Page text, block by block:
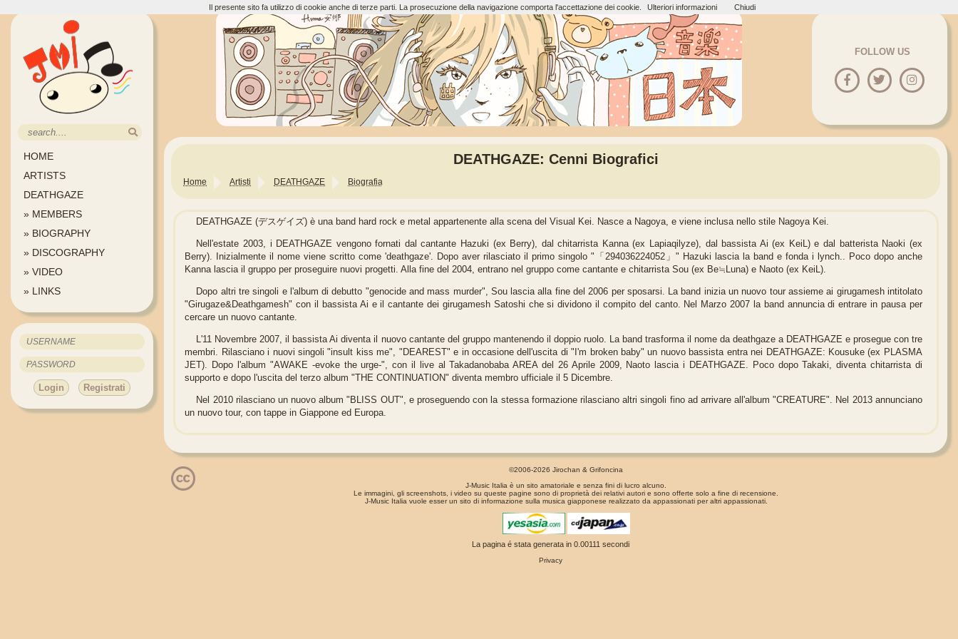
HOME
ARTISTS
DEATHGAZE
» MEMBERS
» BIOGRAPHY
» DISCOGRAPHY
» VIDEO
» LINKS
Login Registrati
FOLLOW US
DEATHGAZE: Cenni Biografici
Home Artisti DEATHGAZE Biografia
DEATHGAZE (デスゲイズ) è una band hard rock e metal appartenente alla scena del Visual Kei. Nasce a Nagoya, e viene inclusa nello stile Nagoya Kei.
Nell'estate 2003, i DEATHGAZE vengono fornati dal cantante Hazuki (ex Berry), dal chitarrista Kanna (ex Lapiaqilyze), dal bassista Ai (ex KeiL) e dal batterista Naoki (ex
Berry). Inizialmente il nome viene scritto come 'deathgaze'. Dopo aver rilasciato il primo singolo "「294036224052」" Hazuki lascia la band e fonda i lynch.. Poco dopo anche
Kanna lascia il gruppo per proseguire nuovi progetti. Alla fine del 2004, entrano nel gruppo come cantante e chitarrista Sou (ex Be≒Luna) e Naoto (ex KeiL).
Dopo altri tre singoli e l'album di debutto "genocide and mass murder", Sou lascia alla fine del 2006 per sposarsi. La band inizia un nuovo tour assieme ai girugamesh intitolato
"Girugaze&Deathgamesh" con il bassista Ai e il cantante dei girugamesh Satoshi che si dividono il compito del canto. Nel Marzo 2007 la band annuncia di entrare in pausa per
cercare un nuovo cantante.
L'11 Novembre 2007, il bassista Ai diventa il nuovo cantante del gruppo mantenendo il doppio ruolo. La band trasforma il nome da deathgaze a DEATHGAZE e prosegue con tre
membri. Rilasciano i nuovi singoli "insult kiss me", "DEAREST" e in occasione dell'uscita di "I'm broken baby" un nuovo bassista entra nei DEATHGAZE: Kousuke (ex PLASMA
JET). Dopo l'album "AWAKE -evoke the urge-", con il live al Takadanobaba AREA del 26 Aprile 2009, Naoto lascia i DEATHGAZE. Poco dopo Takaki, diventa chitarrista di
supporto e dopo l'uscita del terzo album "THE CONTINUATION" diventa membro ufficiale il 5 Dicembre.
Nel 2010 rilasciano un nuovo album "BLISS OUT", e proseguendo con la stessa formazione rilasciano altri singoli fino ad arrivare all'album "CREATURE". Nel 2013 annunciano
un nuovo tour, con tappe in Giappone ed Europa.
©2006-2026 Jirochan & Grifoncina
J-Music Italia è un sito amatoriale e senza fini di lucro alcuno.
Le immagini, gli screenshots, i video su queste pagine sono di proprietà dei relativi autori e sono offerte solo a fine di recensione.
J-Music Italia vuole esser un sito di informazione sulla musica giapponese realizzato da appassionati per altri appassionati.
La pagina é stata generata in 0.00111 secondi
Privacy
Il presente sito fa utilizzo di cookie anche di terze parti. La prosecuzione della navigazione comporta l'accettazione dei cookie. Ulteriori informazioni Chiudi